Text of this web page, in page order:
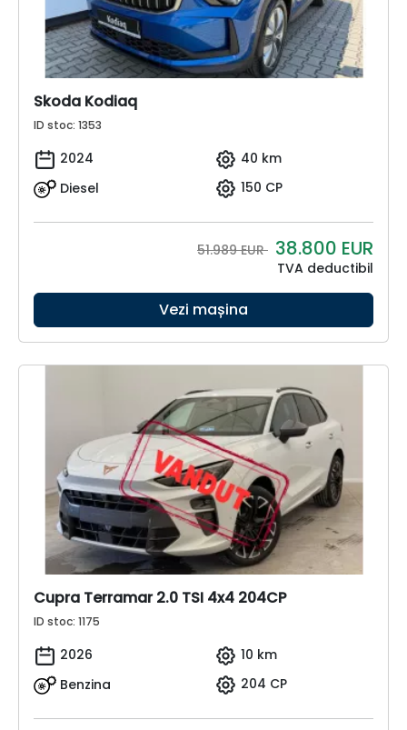
Skoda Kodiaq
ID stoc: 1353
2024
40 km
Diesel
150 CP
51.989 EUR 38.800 EUR
TVA deductibil
Vezi mașina
Cupra Terramar 2.0 TSI 4x4 204CP
ID stoc: 1175
2026
10 km
Benzina
204 CP